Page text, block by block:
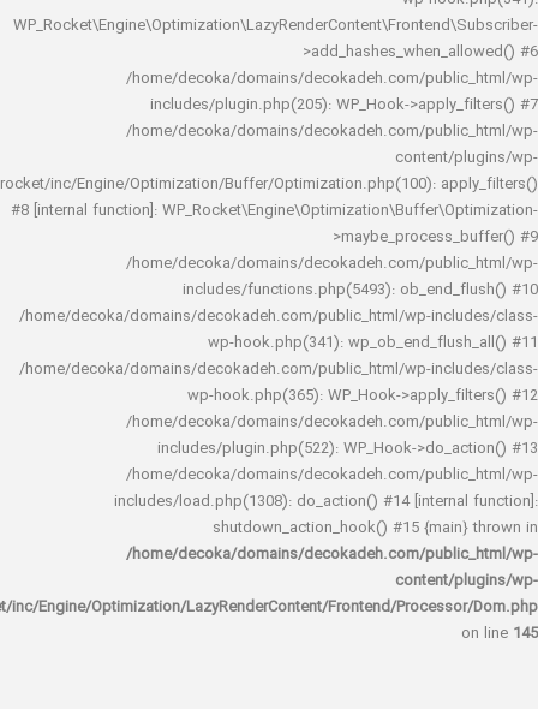
/home/decoka/domains/decokadeh.com/
includes/plugin.php(205): WP_Hook-
/home/decoka/domains/decokadeh.com/
rocket/inc/Engine/Optimization/Buffer/Optimization.php(100):
#8 [internal function]:
/home/decoka/domains/decokadeh.com/
includes/functions.php(5493):
/home/decoka/domains/decokadeh.com/public_html/wp-
wp-hook.php(341):
/home/decoka/domains/decokadeh.com/public_html/wp-
wp-hook.php(365): WP_Hook-
/home/decoka/domains/decokadeh.com/
includes/plugin.php(522): WP_Hook-
/home/decoka/domains/decokadeh.com/
includes/load.php(1308): do_action() #14
shutdown_action_hook() #15
/home/decoka/domains/decokadeh.com/
rocket/inc/Engine/Optimization/LazyRenderContent/Frontend/